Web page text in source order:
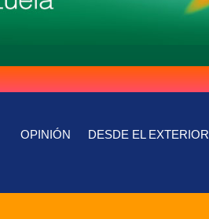
OPINIÓN DESDE EL EXTERIOR